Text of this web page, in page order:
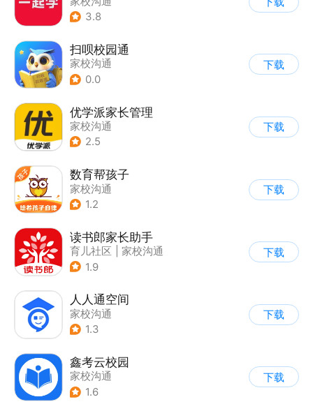
3.8
扫呗校园通
家校沟通
0.0
下载
优学派家长管理
家校沟通
2.5
下载
数育帮孩子
家校沟通
1.2
下载
读书郎家长助手
育儿社区
家校沟通
1.9
下载
人人通空间
家校沟通
1.3
下载
鑫考云校园
家校沟通
1.6
下载